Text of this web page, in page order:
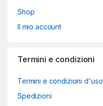
Shop
Il mio account
Termini e condizioni
Termini e condizioni d'uso
Spedizioni